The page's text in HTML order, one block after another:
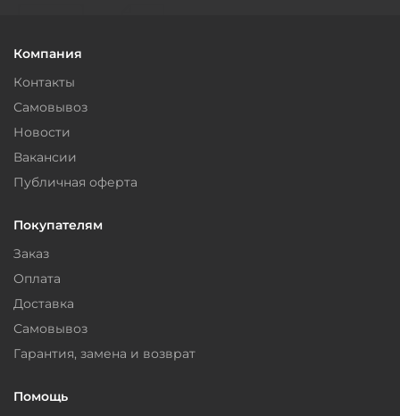
Компания
Контакты
Самовывоз
Новости
Вакансии
Публичная оферта
Покупателям
Заказ
Оплата
Доставка
Самовывоз
Гарантия, замена и возврат
Помощь